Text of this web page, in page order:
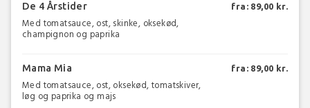
De 4 Årstider
Med tomatsauce, ost, skinke, oksekød,
champignon og paprika
fra: 89,00 kr.
Mama Mia
Med tomatsauce, ost, oksekød, tomatskiver,
løg og paprika og majs
fra: 89,00 kr.